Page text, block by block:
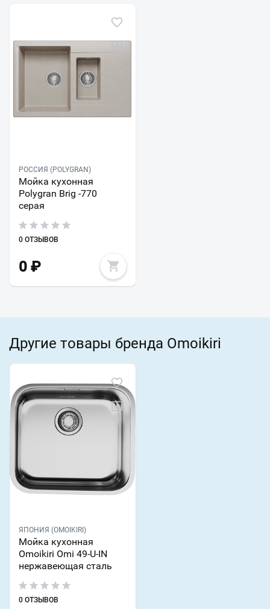
РОССИЯ (POLYGRAN)
Мойка кухонная
Polygran Brig -770
серая
0 ОТЗЫВОВ
0 ₽
Другие товары бренда Omoikiri
ЯПОНИЯ (OMOIKIRI)
Мойка кухонная
Omoikiri Omi 49-U-IN
нержавеющая сталь
0 ОТЗЫВОВ